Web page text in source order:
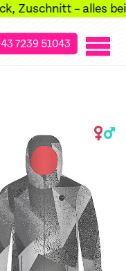
Zuschnitt – alles bei
7239 51043